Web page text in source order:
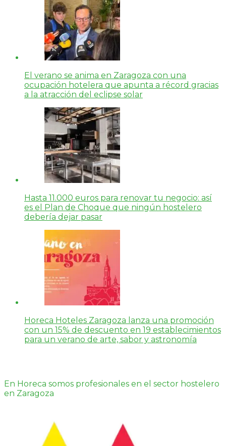
El verano se anima en Zaragoza con una
ocupación hotelera que apunta a récord gracias
a la atracción del eclipse solar
Hasta 11.000 euros para renovar tu negocio: así
es el Plan de Choque que ningún hostelero
debería dejar pasar
Horeca Hoteles Zaragoza lanza una promoción
con un 15% de descuento en 19 establecimientos
para un verano de arte, sabor y astronomía
En Horeca somos profesionales en el sector hostelero
en Zaragoza